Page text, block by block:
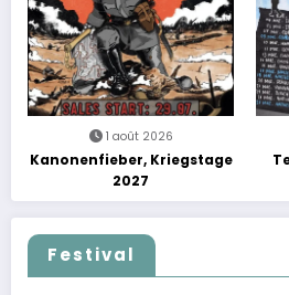
1 août 2026
Kanonenfieber, Kriegstage
2027
Festival